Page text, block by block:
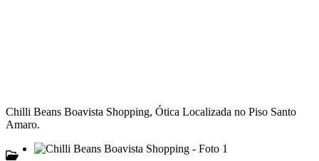
Chilli Beans Boavista Shopping, Ótica Localizada no Piso Santo
Amaro.